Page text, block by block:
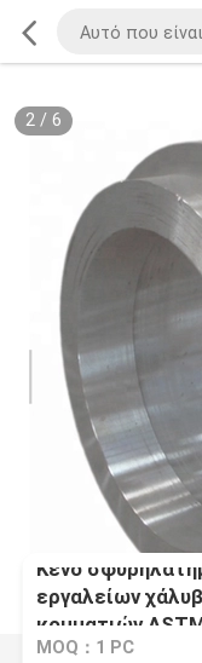
2/ 6
Κενό
εργαλείων
κομματιών
MOQ：1 PC